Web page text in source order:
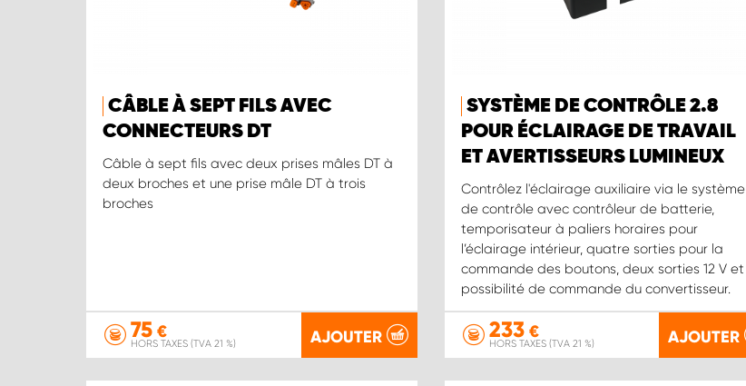
CÂBLE À SEPT FILS AVEC
CONNECTEURS DT
Câble à sept fils avec deux prises mâles DT à
deux broches et une prise mâle DT à trois
broches
75 €
HORS TAXES (TVA 21 %) AJOUTER
SYSTÈME DE CONTRÔLE 2.8
POUR ÉCLAIRAGE DE TRAVAIL
ET AVERTISSEURS LUMINEUX
Contrôlez l'éclairage auxiliaire via le système
de contrôle avec contrôleur de batterie,
temporisateur à paliers horaires pour
l’éclairage intérieur, quatre sorties pour la
commande des boutons, deux sorties 12 V et
possibilité de commande du convertisseur.
233€
HORS TAXES (TVA 21 %) AJOUTER